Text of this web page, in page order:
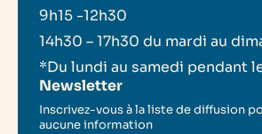
9h15 -12h30
14h30 – 17h30 du mardi au
*Du lundi au samedi pendant
Newsletter
Inscrivez-vous à la liste de diffusion
aucune information